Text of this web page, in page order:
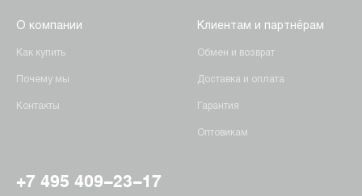
О компании
Как купить
Почему мы
Контакты
Клиентам и партнёрам
Обмен и возврат
Доставка и оплата
Гарантия
Оптовикам
+7 495 409-23-17